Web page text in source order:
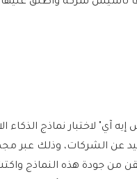
آي" لاختبار نماذج
عن الشركات، وذلك عبر
من جودة هذه النماذج